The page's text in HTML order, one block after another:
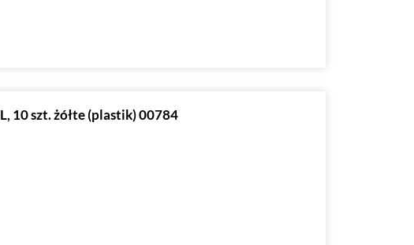
10 szt. żółte (plastik) 00784